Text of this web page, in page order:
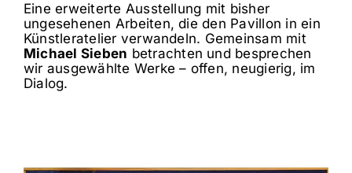
Eine erweiterte Ausstellung mit bisher
ungesehenen Arbeiten, die den Pavillon in ein
Künstleratelier verwandeln. Gemeinsam mit
Michael Sieben betrachten und besprechen
wir ausgewählte Werke – offen, neugierig, im
Dialog.